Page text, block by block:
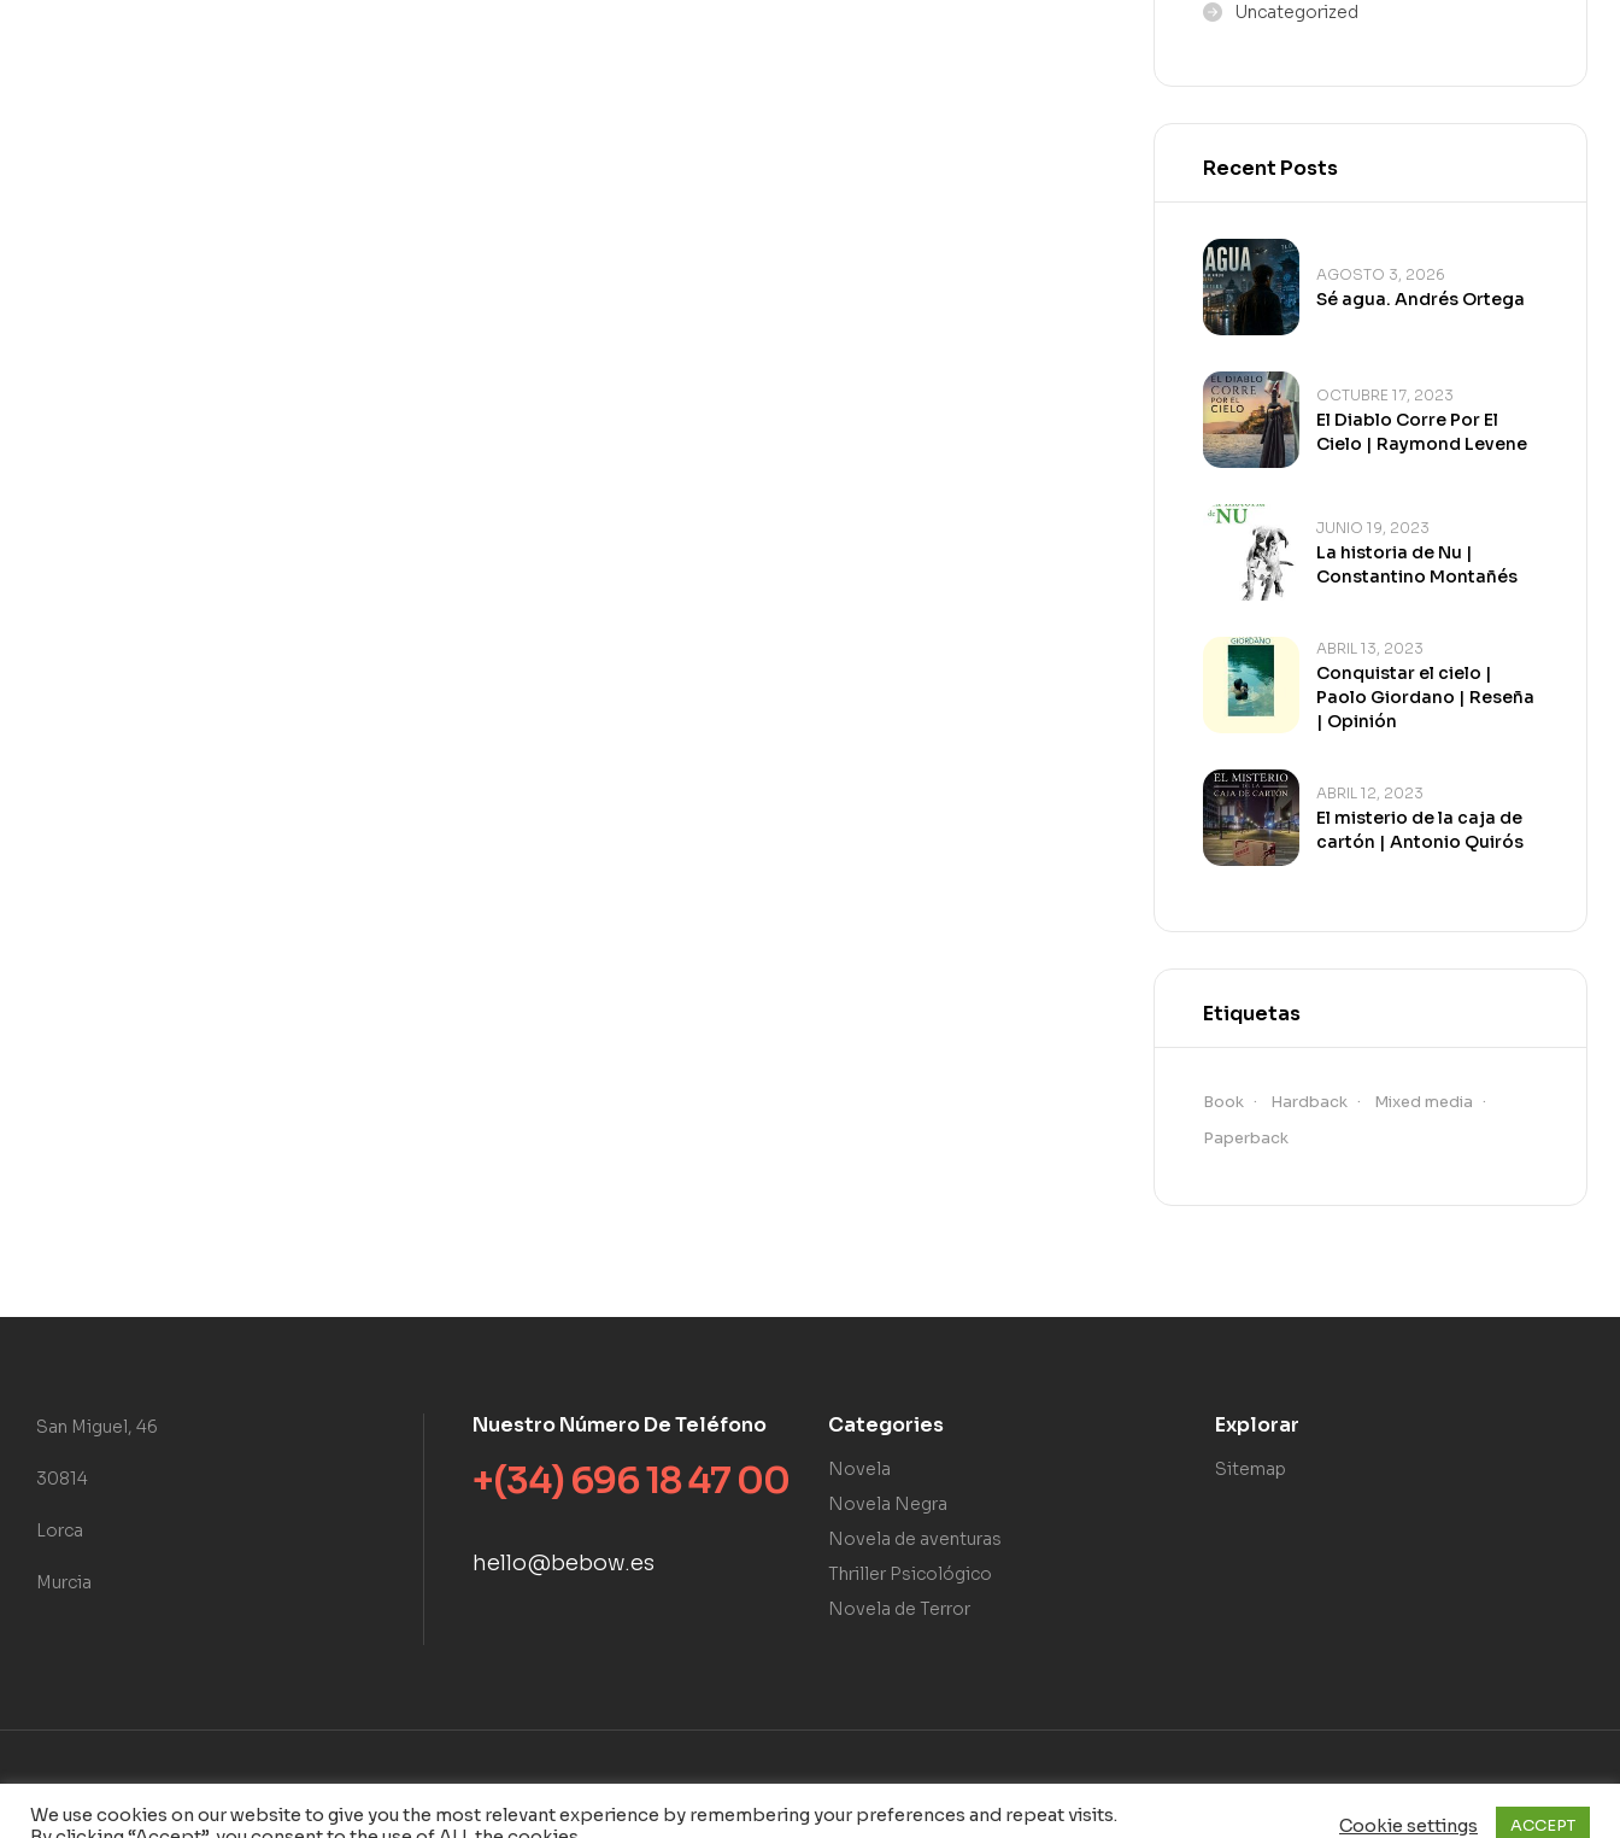
Uncategorized
Recent Posts
AGOSTO 3, 2026
Sé agua. Andrés Ortega
OCTUBRE 17, 2023
El Diablo Corre Por El
Cielo | Raymond Levene
JUNIO 19, 2023
La historia de Nu |
Constantino Montañés
ABRIL 13, 2023
Conquistar el cielo |
Paolo Giordano | Reseña
| Opinión
ABRIL 12, 2023
El misterio de la caja de
cartón | Antonio Quirós
Etiquetas
Book Hardback
Mixed media
Paperback
San Miguel, 46
30814
Lorca
Murcia
Nuestro Número De Teléfono
+(34) 696 18 47 00
hello@bebow.es
Categories
Novela
Novela Negra
Novela de aventuras
Thriller Psicológico
Novela de Terror
Explorar
Sitemap
We use cookies on our website to give you the most relevant experience by remembering your preferences and repeat visits.
Cookie settings ACCEPT